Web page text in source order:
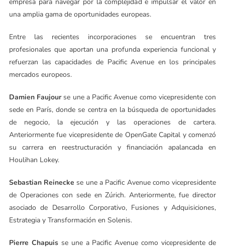
empresa para navegar por la complejidad e impulsar el valor en
una amplia gama de oportunidades europeas.
Entre las recientes incorporaciones se encuentran tres
profesionales que aportan una profunda experiencia funcional y
refuerzan las capacidades de Pacific Avenue en los principales
mercados europeos.
Damien Faujour se une a Pacific Avenue como vicepresidente con
sede en París, donde se centra en la búsqueda de oportunidades
de negocio, la ejecución y las operaciones de cartera.
Anteriormente fue vicepresidente de OpenGate Capital y comenzó
su carrera en reestructuración y financiación apalancada en
Houlihan Lokey.
Sebastian Reinecke se une a Pacific Avenue como vicepresidente
de Operaciones con sede en Zúrich. Anteriormente, fue director
asociado de Desarrollo Corporativo, Fusiones y Adquisiciones,
Estrategia y Transformación en Solenis.
Pierre Chapuis se une a Pacific Avenue como vicepresidente de